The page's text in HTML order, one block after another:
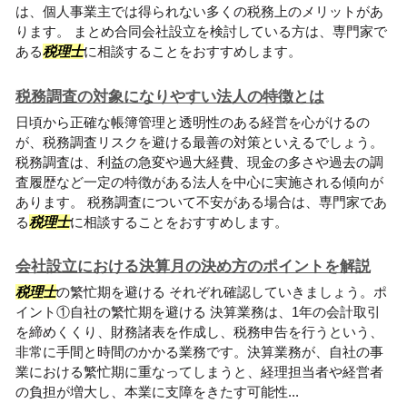
は、個人事業主では得られない多くの税務上のメリットがあ
ります。 まとめ合同会社設立を検討している方は、専門家で
ある税理士に相談することをおすすめします。
税務調査の対象になりやすい法人の特徴とは
日頃から正確な帳簿管理と透明性のある経営を心がけるの
が、税務調査リスクを避ける最善の対策といえるでしょう。
税務調査は、利益の急変や過大経費、現金の多さや過去の調
査履歴など一定の特徴がある法人を中心に実施される傾向が
あります。 税務調査について不安がある場合は、専門家であ
る税理士に相談することをおすすめします。
会社設立における決算月の決め方のポイントを解説
税理士の繁忙期を避ける それぞれ確認していきましょう。ポ
イント①自社の繁忙期を避ける 決算業務は、1年の会計取引
を締めくくり、財務諸表を作成し、税務申告を行うという、
非常に手間と時間のかかる業務です。決算業務が、自社の事
業における繁忙期に重なってしまうと、経理担当者や経営者
の負担が増大し、本業に支障をきたす可能性...